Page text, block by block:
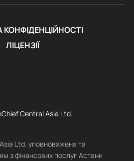
КОНФІДЕНЦІЙНОСТІ
ЛІЦЕНЗІЇ
Central Asia Ltd.
Ltd. уповноважена та
з фінансових послуг Астани